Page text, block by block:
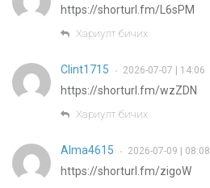
https://shorturl.fm/L6sPM
Хариулт бичих
Clint1715 • 2026-07-07 | 14:06
https://shorturl.fm/wzZDN
Хариулт бичих
Alma4615 • 2026-07-09 | 08:08
https://shorturl.fm/zigoW